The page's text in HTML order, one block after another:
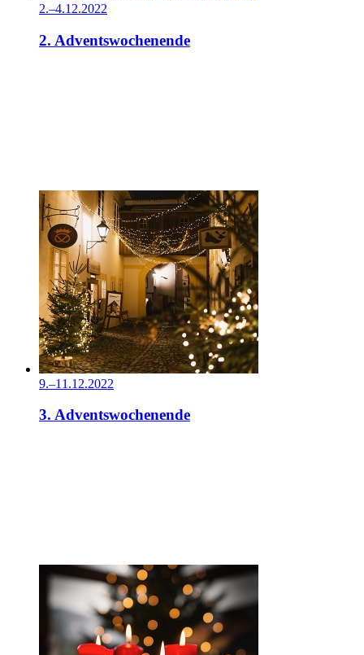
2.–4.12.2022
2. Adventswochenende
9.–11.12.2022
3. Adventswochenende